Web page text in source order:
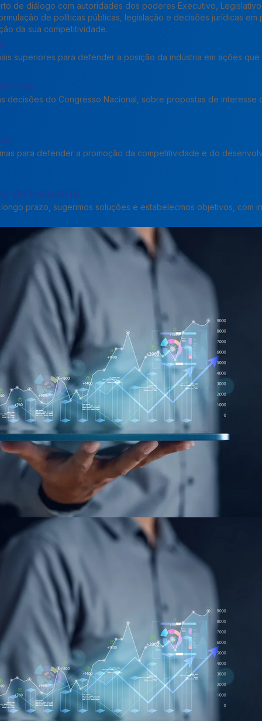
de diálogo com autoridades dos poderes Executivo,
de políticas públicas, legislação e decisões jurídicas em
da sua competitividade.
superiores para defender a posição da indústria em ações que
decisões do Congresso Nacional, sobre propostas de interesse
para defender a promoção da competitividade e do
prazo, sugerimos soluções e estabelecmos objetivos, com